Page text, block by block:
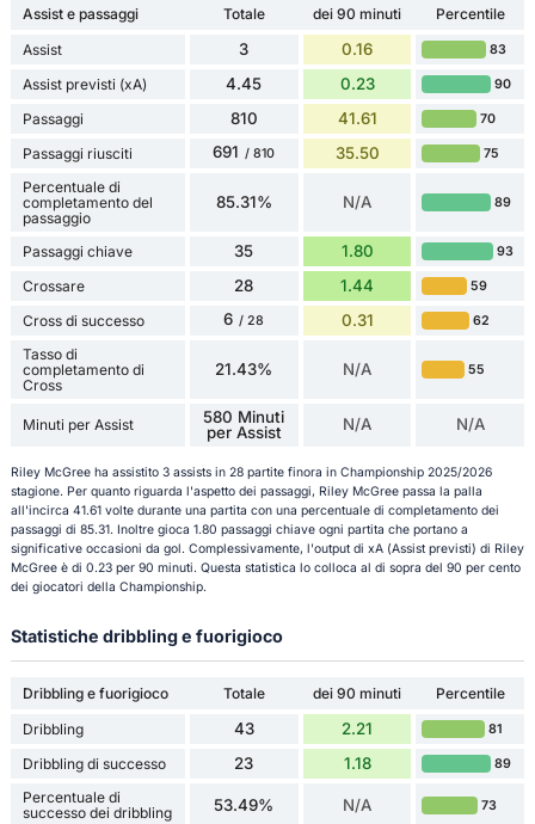
Assist e passaggi Totale dei 90 minuti
Percentile
Assist
3 0.16 83
Assist previsti (xA) 4.45 0.23 90
Passaggi 810 41.61 70
Passaggi riusciti 691 / 810 35.50 75
Percentuale di
completamento del
passaggio
85.31% N/A 89
Passaggi chiave 35 1.80 93
Crossare 28 1.44 59
Cross di successo 6 / 28 0.31 62
Tasso di
completamento di
Cross
21.43% N/A 55
Minuti per Assist
580 Minuti
per Assist
N/A N/A
Riley McGree ha assistito 3 assists in 28 partite finora in Championship 2025/2026
stagione. Per quanto riguarda l'aspetto dei passaggi, Riley McGree passa la palla
all'incirca 41.61 volte durante una partita con una percentuale di completamento dei
passaggi di 85.31. Inoltre gioca 1.80 passaggi chiave ogni partita che portano a
significative occasioni da gol. Complessivamente, l'output di xA (Assist previsti) di Riley
McGree è di 0.23 per 90 minuti. Questa statistica lo colloca al di sopra del 90 per cento
dei giocatori della Championship.
Statistiche dribbling e fuorigioco
Dribbling e fuorigioco Totale dei 90 minuti
Percentile
Dribbling
43 2.21 81
Dribbling di successo 23 1.18 89
Percentuale di
successo dei dribbling
53.49% N/A 73